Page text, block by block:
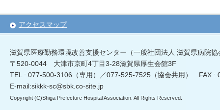
アクセスマップ
滋賀県医療勤務環境改善支援センター（一般社団法人 滋賀県病院協
〒520-0044 大津市京町4丁目3-28滋賀県厚生会館3F
TEL : 077-500-3106（専用）／077-525-7525（協会共用） FAX :
E-mail:sikkk-sc@sbk.co-site.jp
Copyright (C)Shiga Prefecture Hospital Association. All Rights Reserved.